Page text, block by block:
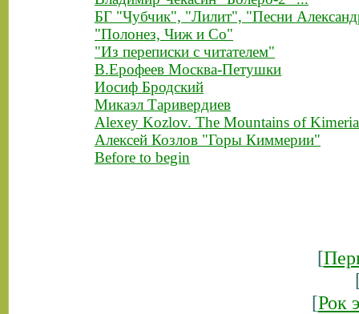
БГ "Чубчик", "Лилит", "Песни
"Полонез, Чиж и Co"
"Из переписки с читателем"
В.Ерофеев Москва-Петушки
Иосиф Бродский
Микаэл Таривердиев
Alexey Kozlov. The Mountains of Kimeria
Алексей Козлов "Горы Киммерии"
Before to begin
[
[Рок